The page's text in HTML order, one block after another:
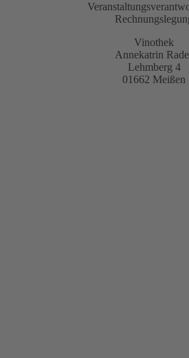
Vinothek
Annekatrin
Lehmberg 4
01662 Meißen